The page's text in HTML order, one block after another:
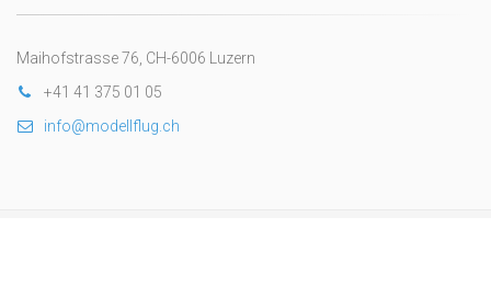
Maihofstrasse 76, CH-6006 Luzern
+41 41 375 01 05
info@modellflug.ch